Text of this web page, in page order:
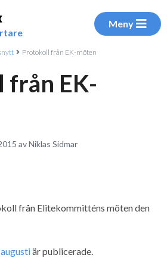
Meny
Protokoll från EK-möten
från EK-
av Niklas Sidmar
från Elitekommitténs möten den
är publicerade.